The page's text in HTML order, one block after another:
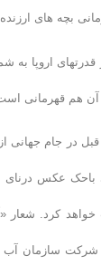
اروپا به
قهرمانی است
در جام جهانی
عکس درنای
خواهد کرد.
شرکت سازمان آب